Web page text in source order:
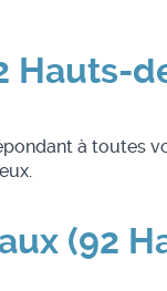
Hauts-
à toutes
(92